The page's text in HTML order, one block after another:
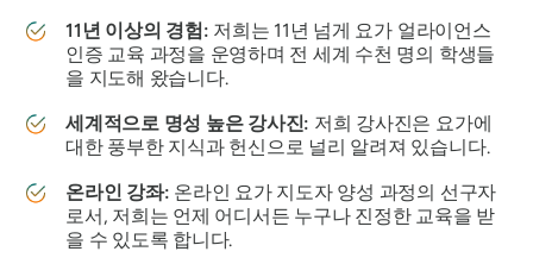
11년 이상의 경험: 저희는 11년 넘게 요가 얼라이언스
인증 교육 과정을 운영하며 전 세계 수천 명의 학생들
을 지도해 왔습니다.
세계적으로 명성 높은 강사진: 저희 강사진은 요가에
대한 풍부한 지식과 헌신으로 널리 알려져 있습니다.
온라인 강좌: 온라인 요가 지도자 양성 과정의 선구자
로서, 저희는 언제 어디서든 누구나 진정한 교육을 받
을 수 있도록 합니다.